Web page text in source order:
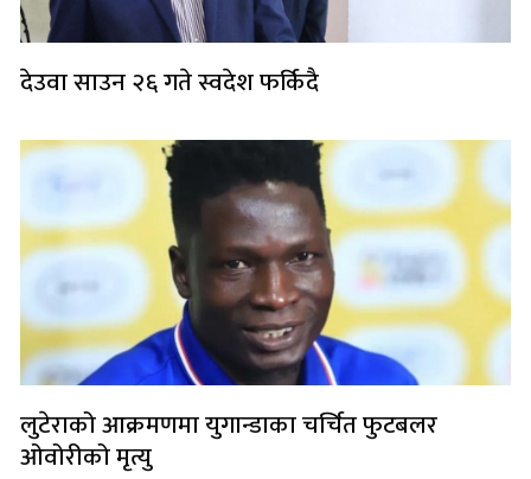
देउवा साउन २६ गते स्वदेश फर्किदै
लुटेराको आक्रमणमा युगान्डाका चर्चित फुटबलर
ओवोरीको मृत्यु